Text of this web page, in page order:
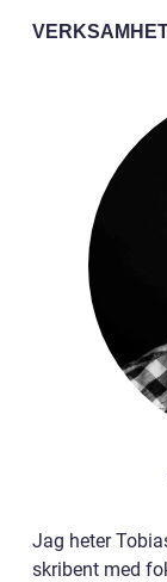
Jag heter
skribent med